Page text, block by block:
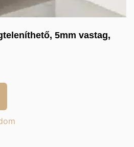
5mm vastag,